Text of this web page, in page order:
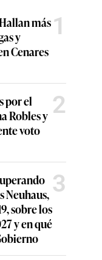
más
y
Cenares
1
por el
Robles y
voto
2
Neuhaus,
sobre los
y en qué
3